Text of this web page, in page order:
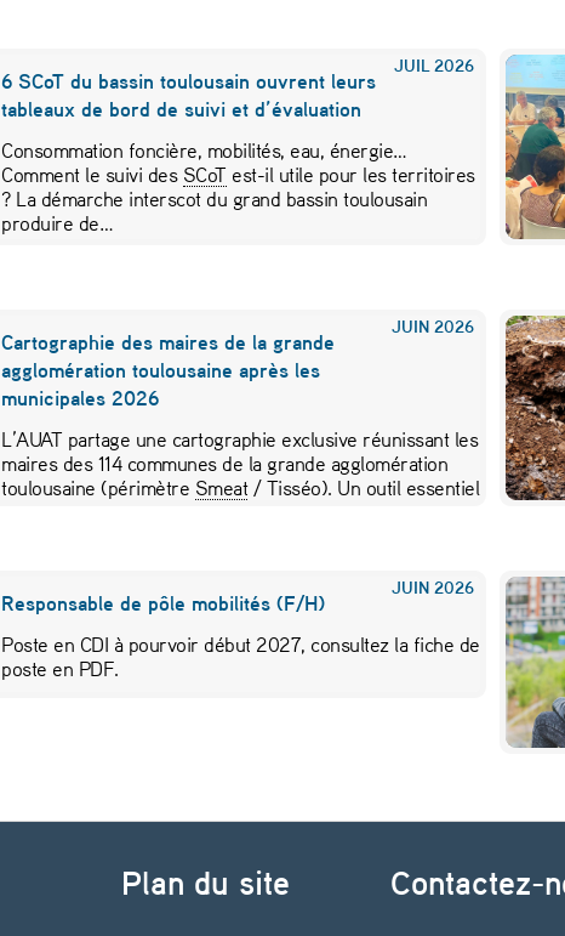
JUIL 2026
6 SCoT du bassin toulousain ouvrent leurs
tableaux de bord de suivi et d’évaluation
Consommation foncière, mobilités, eau, énergie…
Comment le suivi des SCoT est-il utile pour les territoires
? La démarche interscot du grand bassin toulousain
produire de…
JUIN 2026
Cartographie des maires de la grande
agglomération toulousaine après les
municipales 2026
L’AUAT partage une cartographie exclusive réunissant les
maires des 114 communes de la grande agglomération
toulousaine (périmètre Smeat/ Tisséo). Un outil essentiel
JUIN 2026
Responsable de pôle mobilités (F/H)
Poste en CDI à pourvoir début 2027, consultez la fiche de
poste en PDF.
Plan du site Contactez-